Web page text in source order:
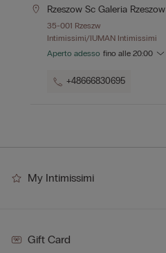
Rzeszow Sc Galeria Rzeszow
35-001 Rzeszw
Intimissimi/IUMAN Intimissimi
Aperto adesso fino alle 20:00
+48666830695
My Intimissimi
Gift Card